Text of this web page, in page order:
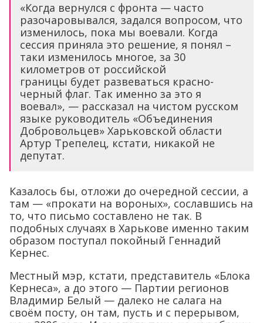
«Когда вернулся с фронта — часто
разочаровывался, задался вопросом, что
изменилось, пока мы воевали. Когда
сессия приняла это решение, я понял –
таки изменилось многое, за 30
километров от российской
границы будет развеваться красно-
черный флаг. Так именно за это я
воевал», — рассказал на чистом русском
языке руководитель «Объединения
Добровольцев» Харьковской области
Артур Трепелец, кстати, никакой не
депутат.
Казалось бы, отложи до очередной сессии, а
там — «прокати на вороных», сославшись на
то, что письмо составлено не так. В
подобных случаях в Харькове именно таким
образом поступал покойный Геннадий
Кернес.
Местный мэр, кстати, представитель «Блока
Кернеса», а до этого — Партии регионов
Владимир Белый — далеко не салага на
своём посту, он там, пусть и с перерывом,